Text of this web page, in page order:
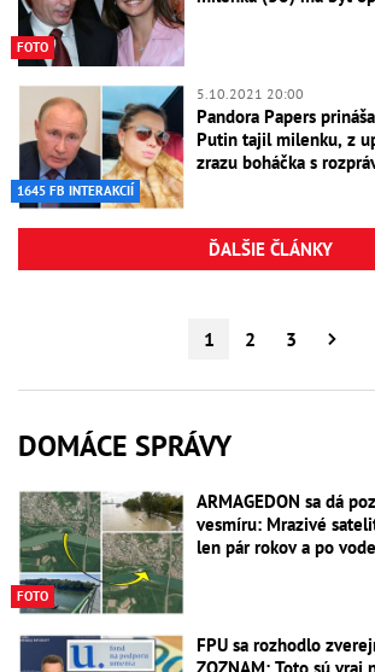
FOTO
1645 FB INTERAKCIÍ
5.10.2021 20:00
Pandora Papers
Putin tajil milenku, z
zrazu boháčka s
ĎALŠIE ČLÁNKY
1 2 3
DOMÁCE SPRÁVY
FOTO
ARMAGEDON sa dá
vesmíru: Mrazivé
len pár rokov a po
FPU sa rozhodlo